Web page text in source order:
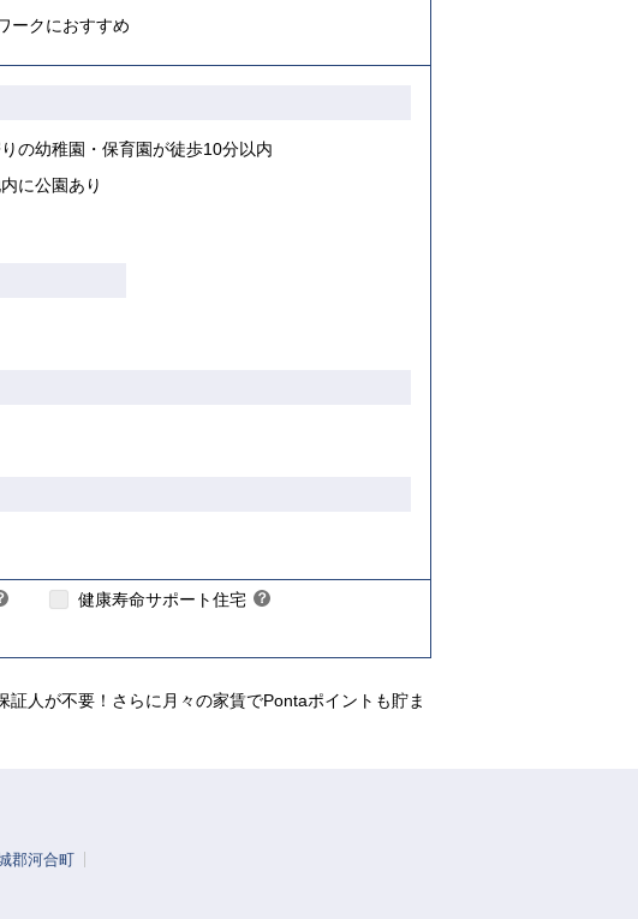
ークにおすすめ
の幼稚園・保育園が徒歩10分以内
に公園あり
健康寿命サポート住宅 ？
人が不要！さらに月々の家賃でPontaポイントも貯ま
郡河合町